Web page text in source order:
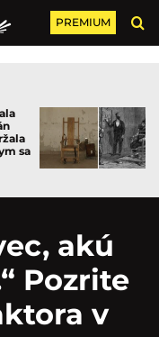
PREMIUM
sa
akú
Pozrite
v